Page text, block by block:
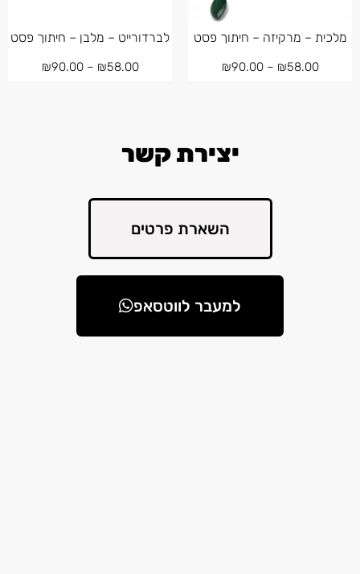
מלכית – מרקיזה – חיתוך פסט
₪58.00
–
₪90.00
לברדורייט – מלבן – חיתוך פסט
₪58.00
–
₪90.00
יצירת קשר
השארת פרטים
למעבר לווטסאפ